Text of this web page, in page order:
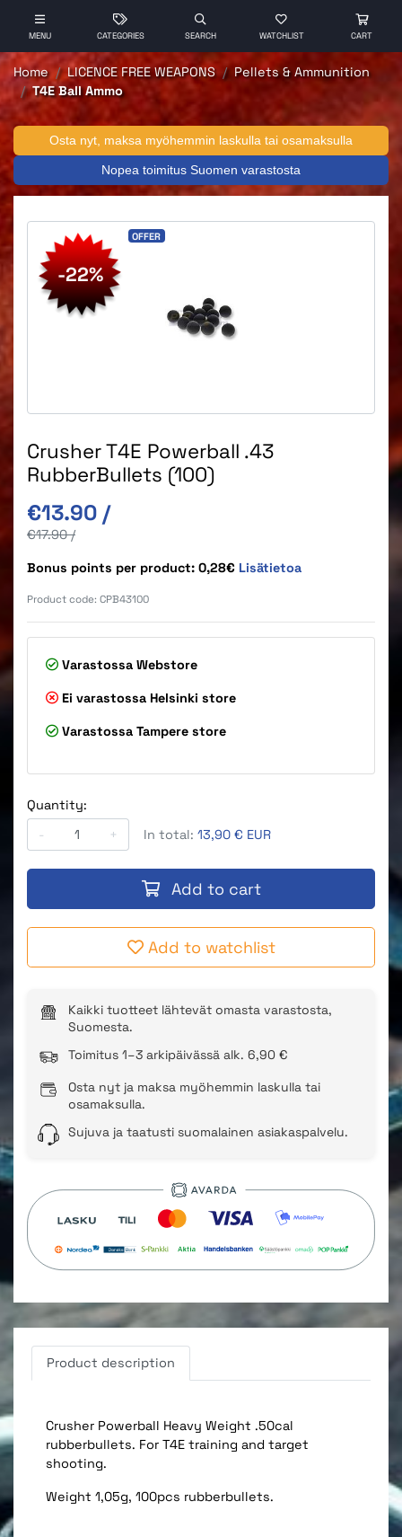
MENU CATEGORIES SEARCH WATCHLIST CART
Home LICENCE FREE WEAPONS
Pellets & Ammunition
T4E Ball Ammo
Osta nyt, maksa myöhemmin laskulla tai osamaksulla
Nopea toimitus Suomen varastosta
-22%
OFFER
Crusher T4E Powerball .43
RubberBullets (100)
Original price
€13.90 /
Original price
€17.90/
Bonus points per product: 0,28€ Lisätietoa
Product code: CPB43100
Varastossa Webstore
Ei varastossa Helsinki store
Varastossa Tampere store
Quantity:
-
+ In total: 13,90 € EUR
Add to cart
Add to watchlist
Kaikki tuotteet lähtevät omasta varastosta,
Suomesta.
Toimitus 1–3 arkipäivässä alk. 6,90 €
Osta nyt ja maksa myöhemmin laskulla tai
osamaksulla.
Sujuva ja taatusti suomalainen asiakaspalvelu.
Product description
Crusher Powerball Heavy Weight .50cal
rubberbullets. For T4E training and target
shooting.
Weight 1,05g, 100pcs rubberbullets.